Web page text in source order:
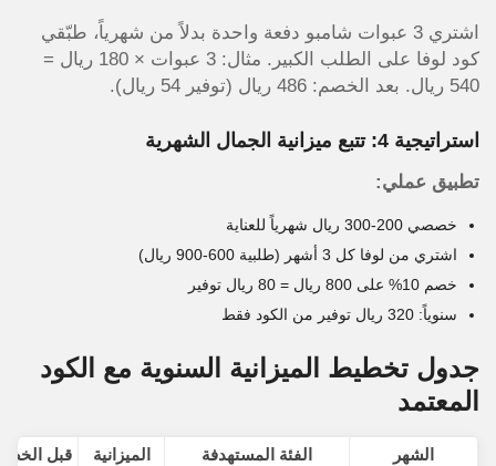
اشتري 3 عبوات شامبو دفعة واحدة بدلاً من شهرياً، طبّقي
كود لوفا على الطلب الكبير. مثال: 3 عبوات × 180 ريال =
540 ريال. بعد الخصم: 486 ريال (توفير 54 ريال).
استراتيجية 4: تتبع ميزانية الجمال الشهرية
تطبيق عملي:
خصصي 200-300 ريال شهرياً للعناية
اشتري من لوفا كل 3 أشهر (طلبية 600-900 ريال)
خصم 10% على 800 ريال = 80 ريال توفير
سنوياً: 320 ريال توفير من الكود فقط
جدول تخطيط الميزانية السنوية مع الكود
المعتمد
الشهر الفئة المستهدفة الميزانية
قبل